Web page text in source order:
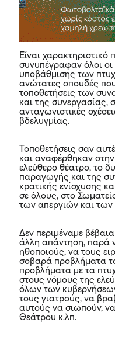
Είναι
συνυπέγραφαν όλοι
υποβάθμισης των
ανώτατες σπουδές
τοποθετήσεις των
και της συνεργασίας,
ανταγωνιστικές
βδελυγμίας.
Τοποθετήσεις σαν
και αναφέρθηκαν
ελεύθερο θέατρο, το
παραγωγής και της
κρατικής ενίσχυσης
σε όλους, στο
των απεργιών και
Δεν περιμέναμε
άλλη απάντηση, παρά
ηθοποιούς, να τους
σοβαρά προβλήματα
προβλήματα με τα
στους νόμους της
όλων των
τους γιατρούς, να
αυτούς να σιωπούν,
Θεάτρου κ.λπ.